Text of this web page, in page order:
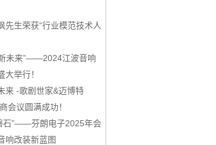
先生荣获“行业模范技术人
未来”——2024江波音响
大举行！
来 -歌剧世家&迈博特
会议圆满成功！
石”——芬朗电子2025年会
响改装新蓝图